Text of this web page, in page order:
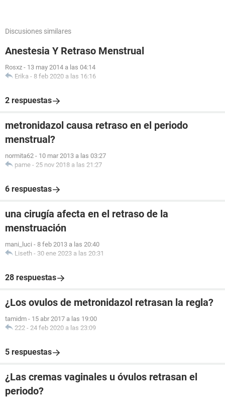
Discusiones similares
Anestesia Y Retraso Menstrual
Rosxz - 13 may 2014 a las 04:14
Erika - 8 feb 2020 a las 16:16
2 respuestas
metronidazol causa retraso en el periodo
menstrual?
normita62 - 10 mar 2013 a las 03:27
pame - 25 nov 2018 a las 21:27
6 respuestas
una cirugía afecta en el retraso de la
menstruación
mani_luci - 8 feb 2013 a las 20:40
Liseth - 30 ene 2023 a las 20:31
28 respuestas
¿Los ovulos de metronidazol retrasan la regla?
tamidm - 15 abr 2017 a las 19:00
222 - 24 feb 2020 a las 23:09
5 respuestas
¿Las cremas vaginales u óvulos retrasan el
periodo?